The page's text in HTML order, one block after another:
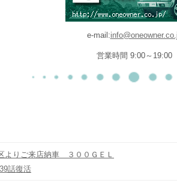
e-mail:
営業時間 9:00～19:00
よりご来店納車 ３００ＧＥＬ
話復活